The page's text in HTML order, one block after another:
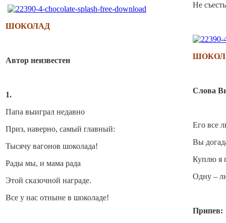
ШОКОЛАД
Автор неизвестен
1.
Папа выиграл недавно
Приз, наверно, самый главный:
Тысячу вагонов шоколада!
Рады мы, и мама рада
Этой сказочной награде.
Все у нас отныне в шоколаде!
Не
Слова
Его все
Вы
Куплю я
Одну –
Припев: